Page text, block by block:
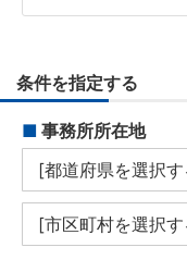
条件を指定する
■ 事務所所在地